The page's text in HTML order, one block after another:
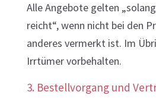
Alle Angebote gelten
reicht“, wenn nicht bei den
anderes vermerkt ist. Im
Irrtümer vorbehalten.
3. Bestellvorgang und